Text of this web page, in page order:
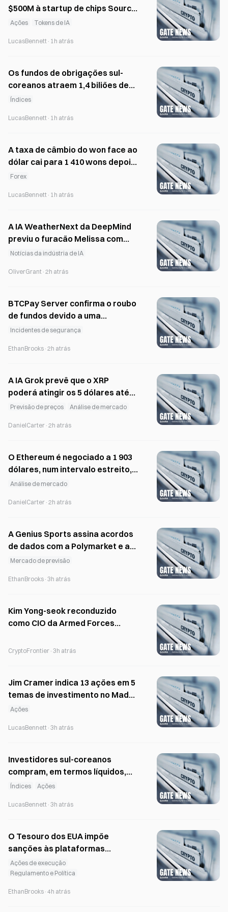
$500M à startup de chips Source
Foundry
Ações Tokens de IA
LucasBennett · 1h atrás
Os fundos de obrigações sul-
coreanos atraem 1,4 biliões de
wons à medida que a volatilidade
Índices
LucasBennett · 1h atrás
A taxa de câmbio do won face ao
dólar cai para 1 410 wons depois
de o ADR da SK Hynix gerar 26,5
Forex
LucasBennett · 1h atrás
A IA WeatherNext da DeepMind
previu o furacão Melissa com
cinco dias de antecedência
Notícias da indústria de IA
OliverGrant · 2h atrás
BTCPay Server confirma o roubo
de fundos devido a uma
vulnerabilidade crítica nas
Incidentes de segurança
EthanBrooks · 2h atrás
A IA Grok prevê que o XRP
poderá atingir os 5 dólares até
ao final de 2026 se a CLARITY Act
Previsão de preços Análise de mercado
DanielCarter · 2h atrás
O Ethereum é negociado a 1 903
dólares, num intervalo estreito,
com um volume diário de $7B .
Análise de mercado
DanielCarter · 2h atrás
A Genius Sports assina acordos
de dados com a Polymarket e a
Kalshi nos mercados de previsão
Mercado de previsão
EthanBrooks · 3h atrás
Kim Yong-seok reconduzido
como CIO da Armed Forces
de 224% nos lucros
CryptoFrontier · 3h atrás
Jim Cramer indica 13 ações em 5
temas de investimento no Mad
Money
Ações
LucasBennett · 3h atrás
Investidores sul-coreanos
compram, em termos líquidos,
4,6 mil milhões de dólares em
cai 33%
Índices Ações
LucasBennett · 3h atrás
O Tesouro dos EUA impõe
sanções às plataformas
iranianas de criptomoedas
Shelbit e Aban Tether por
Ações de execução
Regulamento e Política
EthanBrooks · 4h atrás